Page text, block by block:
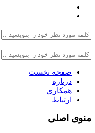
صفحه نخست
درباره
همکاری
ارتباط
منوی اصلی